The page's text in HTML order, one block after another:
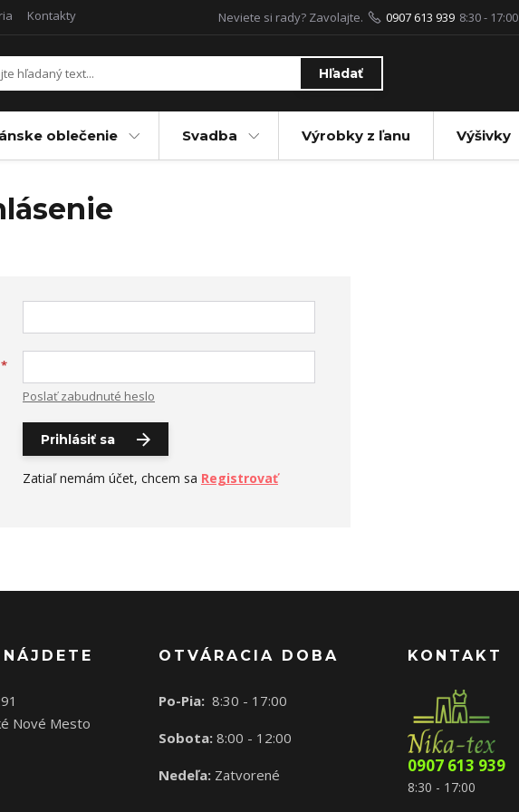
Kontakty
Hľadať
Neviete si rady? Zavolajte. 0907 613 939 8:30 - 17:00
oblečenie Svadba Výrobky z ľanu Výšivky
*
Poslať zabudnuté heslo
Prihlásiť sa
Zatiaľ nemám účet, chcem sa Registrovať
Nové Mesto
OTVÁRACIA DOBA
Po-Pia: 8:30 - 17:00
Sobota: 8:00 - 12:00
Nedeľa: Zatvorené
KONTAKT
0907 613 939
8:30 - 17:00